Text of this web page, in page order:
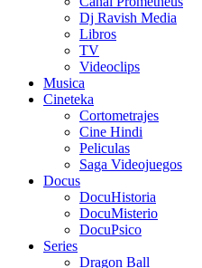
Dj Ravish Media
Libros
TV
Videoclips
Musica
Cineteka
Cortometrajes
Cine Hindi
Peliculas
Saga Videojuegos
Docus
DocuHistoria
DocuMisterio
DocuPsico
Series
Dragon Ball